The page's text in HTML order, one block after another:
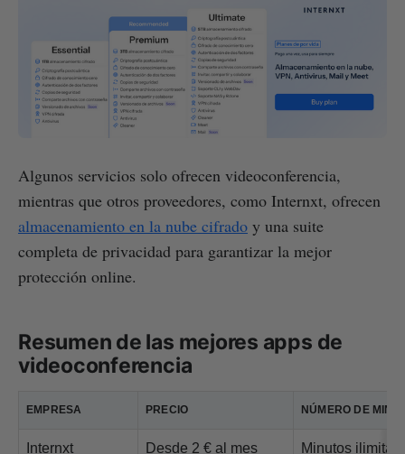
Algunos servicios solo ofrecen videoconferencia,
mientras que otros proveedores, como Internxt, ofrecen
almacenamiento en la nube cifrado y una suite
completa de privacidad para garantizar la mejor
protección online.
Resumen de las mejores apps de
videoconferencia
EMPRESA PRECIO NÚMERO DE
Internxt Desde 2 € al mes Minutos